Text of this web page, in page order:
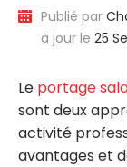
Publié par
à jour le 25
Le portage
sont deux
activité
avantages et